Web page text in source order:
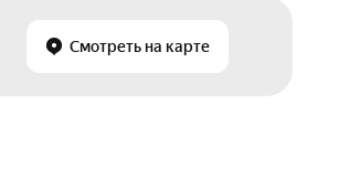
Смотреть на карте